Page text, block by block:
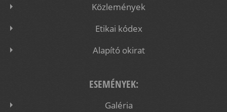
Közlemények
Etikai kódex
Alapító okirat
ESEMÉNYEK:
Galéria